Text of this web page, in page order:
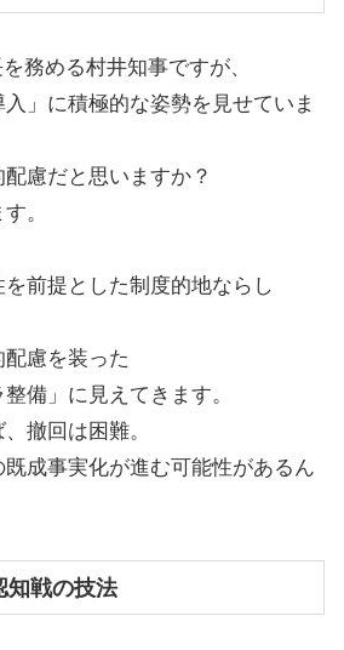
務める村井知事ですが、
」に積極的な姿勢を見せていま
慮だと思いますか？
。
前提とした制度的地ならし
慮を装った
備」に見えてきます。
撤回は困難。
成事実化が進む可能性があるん
知戦の技法